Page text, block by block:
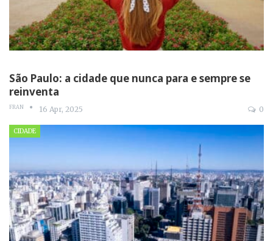
São Paulo: a cidade que nunca para e sempre se
reinventa
FRAN 16 Apr, 2025 0
CIDADE